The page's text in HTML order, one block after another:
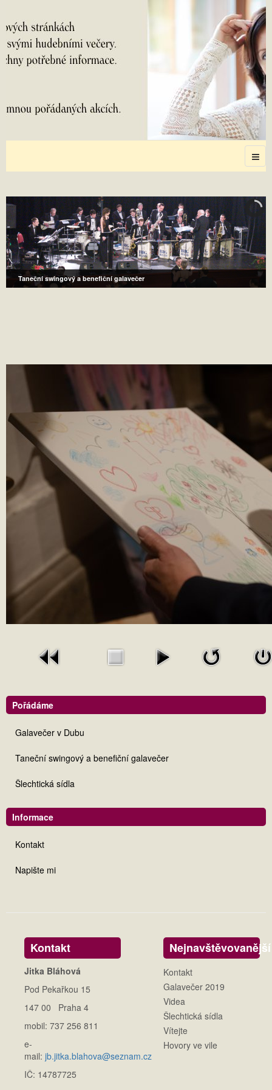
Taneční swingový a benefiční galavečer
Pořádáme
Galavečer v Dubu
Taneční swingový a benefiční galavečer
Šlechtická sídla
Informace
Kontakt
Napište mi
Kontakt
Jitka Bláhová
Pod Pekařkou 15
147 00 Praha 4
mobil: 737 256 811
e-
mail: jb.jitka.blahova@seznam.cz
IČ: 14787725
Nejnavštěvovanější
Kontakt
Galavečer 2019
Videa
Šlechtická sídla
Vítejte
Hovory ve vile